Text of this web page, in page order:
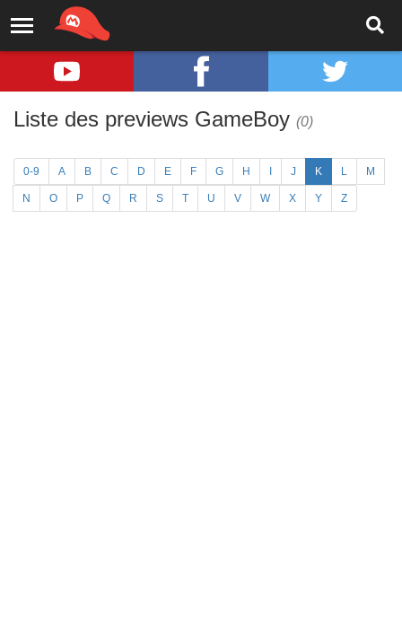
Liste des previews GameBoy (0)
0-9 A B C D E F G H J K L M
N O P Q R S T U V W X Y Z